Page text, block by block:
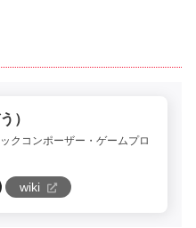
）
クコンポーザー・ゲームプロ
wiki